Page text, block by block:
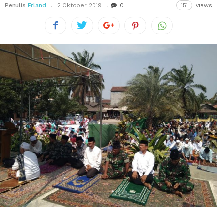
Penulis Erland 2 Oktober 2019 0 151 views